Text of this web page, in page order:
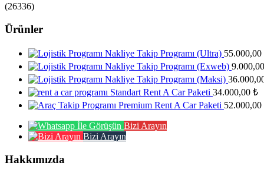
(26336)
Ürünler
Nakliye Takip Programı (Ultra) 55.000,00
Nakliye Takip Programı (Exweb) 9.000,00
Nakliye Takip Programı (Maksi)
Standart Rent A Car Paketi 34.000,00 ₺
Premium Rent A Car Paketi 52.000,00
Bizi Arayın
Bizi Arayın
Hakkımızda